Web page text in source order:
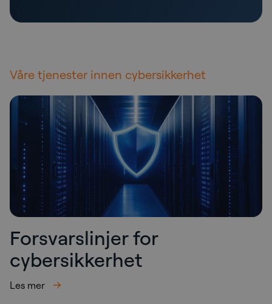
Våre tjenester innen cybersikkerhet
Forsvarslinjer for
cybersikkerhet
Les mer